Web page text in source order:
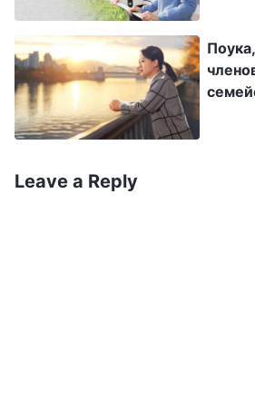
помислят за страшно
ли изобщо да се събират с
Ами ако ме освободят,
дълга си?“.
представи и църковните
Leave a Reply